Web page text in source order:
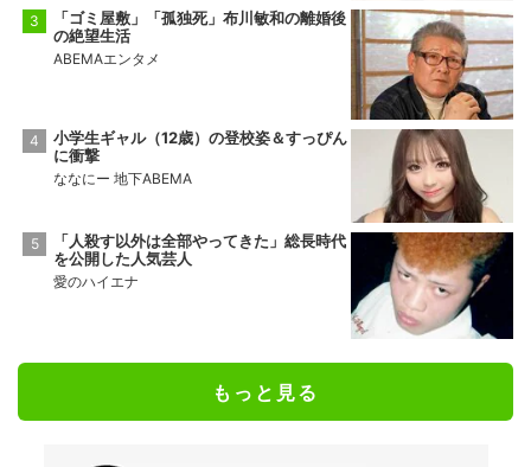
「ゴミ屋敷」「孤独死」布川敏和の離婚後
の絶望生活
ABEMAエンタメ
小学生ギャル（12歳）の登校姿＆すっぴん
に衝撃
ななにー 地下ABEMA
「人殺す以外は全部やってきた」総長時代
を公開した人気芸人
愛のハイエナ
もっと見る